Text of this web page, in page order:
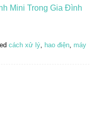
Mini Trong Gia Đình
cách xử lý hao điện máy